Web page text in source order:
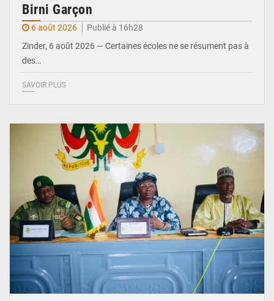
Birni Garçon
6 août 2026
Publié à 16h28
Zinder, 6 août 2026 — Certaines écoles ne se résument pas à
des…
SAVOIR PLUS